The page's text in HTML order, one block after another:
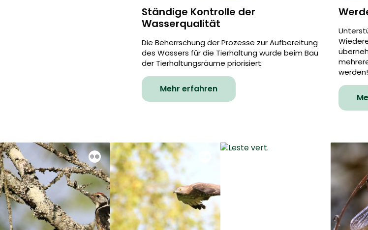
Ständige Kontrolle der
Wasserqualität
Die Beherrschung der Prozesse zur Aufbereitung
des Wassers für die Tierhaltung wurde beim Bau
der Tierhaltungsräume priorisiert.
Mehr erfahren